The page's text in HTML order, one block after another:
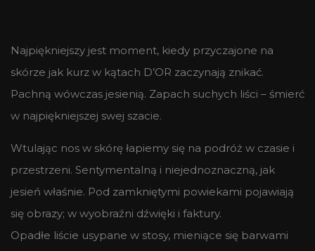
Najpiękniejszy jest moment, kiedy przyczajone na
skórze jak kurz w kątach D’OR zaczynają znikać.
Pachną wówczas jesienią. Zapach suchych liści – śmierć
w najpiękniejszej swej szacie.
Wtulając nos w skórę łapiemy się na podróż w czasie i
przestrzeni. Sentymentalną i niejednoznaczną, jak
jesień właśnie. Pod zamkniętymi powiekami pojawiają
się obrazy; w wyobraźni dźwięki i faktury.
Opadłe liście usypane w stosy, mieniące się barwami